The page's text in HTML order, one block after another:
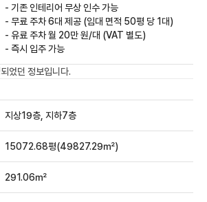
- 기존 인테리어 무상 인수 가능
- 무료 주차 6대 제공 (임대 면적 50평 당 1대)
- 유료 주차 월 20만 원/대 (VAT 별도)
- 즉시 입주 가능
었던 정보입니다.
지상19층, 지하7층
15072.68평(49827.29㎡)
291.06㎡